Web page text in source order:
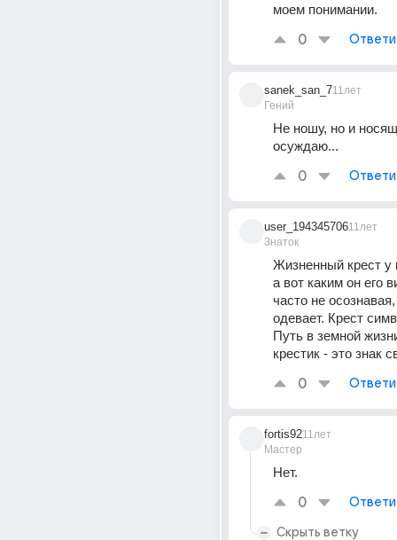
моем понимании.
0
sanek_san_7
Гений
11лет
Не ношу, но и
осуждаю...
0
user_194345706
Знаток
11лет
Жизненный крест у
а вот каким он его
часто не
одевает. Крест
Путь в земной
крестик - это знак
0
fortis92
Мастер
11лет
Нет.
0
Скрыть ветку